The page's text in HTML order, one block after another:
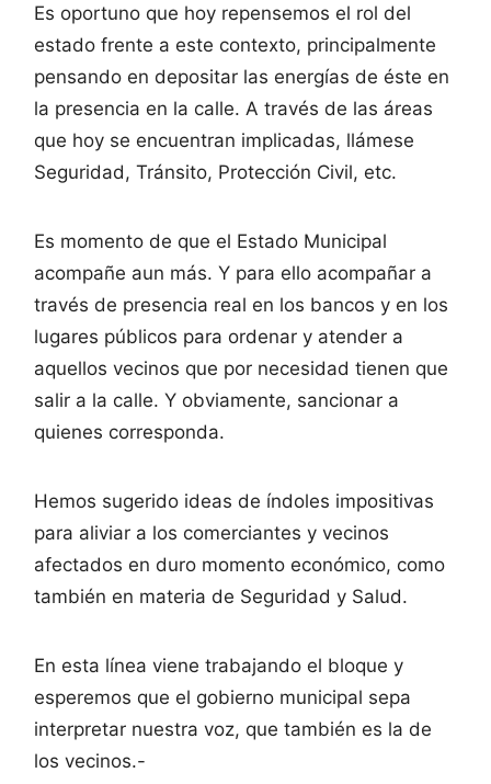
Es oportuno que hoy repensemos el rol del
estado frente a este contexto, principalmente
pensando en depositar las energías de éste en
la presencia en la calle. A través de las áreas
que hoy se encuentran implicadas, llámese
Seguridad, Tránsito, Protección Civil, etc.
Es momento de que el Estado Municipal
acompañe aun más. Y para ello acompañar a
través de presencia real en los bancos y en los
lugares públicos para ordenar y atender a
aquellos vecinos que por necesidad tienen que
salir a la calle. Y obviamente, sancionar a
quienes corresponda.
Hemos sugerido ideas de índoles impositivas
para aliviar a los comerciantes y vecinos
afectados en duro momento económico, como
también en materia de Seguridad y Salud.
En esta línea viene trabajando el bloque y
esperemos que el gobierno municipal sepa
interpretar nuestra voz, que también es la de
los vecinos.-